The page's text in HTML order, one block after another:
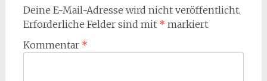
Deine E-Mail-Adresse wird nicht veröffentlicht.
Erforderliche Felder sind mit * markiert
Kommentar *